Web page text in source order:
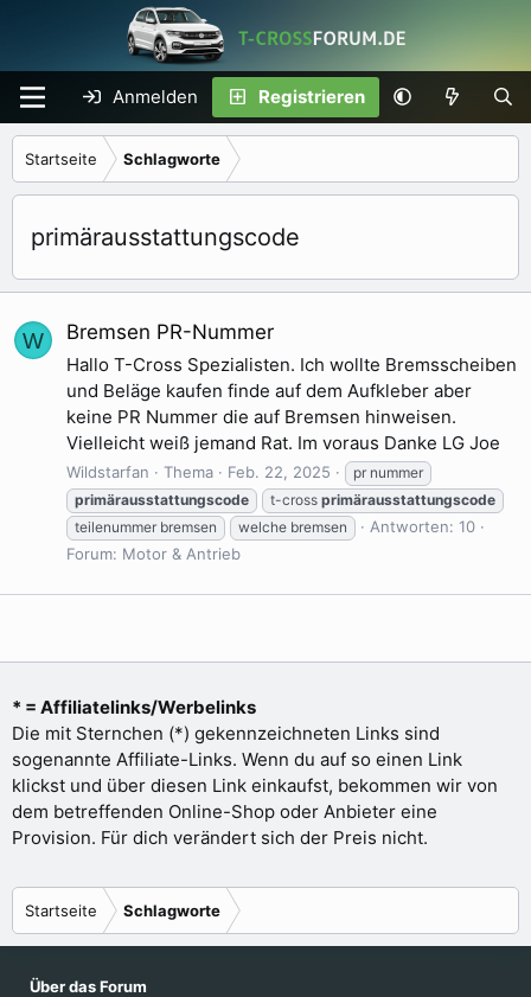
Anmelden Registrieren
Startseite Schlagworte
primärausstattungscode
W Bremsen PR-Nummer
Hallo T-Cross Spezialisten. Ich wollte Bremsscheiben
und Beläge kaufen finde auf dem Aufkleber aber
keine PR Nummer die auf Bremsen hinweisen.
Vielleicht weiß jemand Rat. Im voraus Danke LG Joe
Wildstarfan Thema Feb. 22, 2025
pr nummer
primärausstattungscode
t-cross primärausstattungscode
teilenummer bremsen
welche bremsen
Antworten: 10
Forum: Motor & Antrieb
* = Affiliatelinks/Werbelinks
Die mit Sternchen (*) gekennzeichneten Links sind
sogenannte Affiliate-Links. Wenn du auf so einen Link
klickst und über diesen Link einkaufst, bekommen wir von
dem betreffenden Online-Shop oder Anbieter eine
Provision. Für dich verändert sich der Preis nicht.
Startseite Schlagworte
Über das Forum